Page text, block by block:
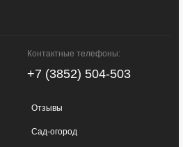
Отзывы
Сад-огород
Контактные телефоны:
+7 (3852) 504-503